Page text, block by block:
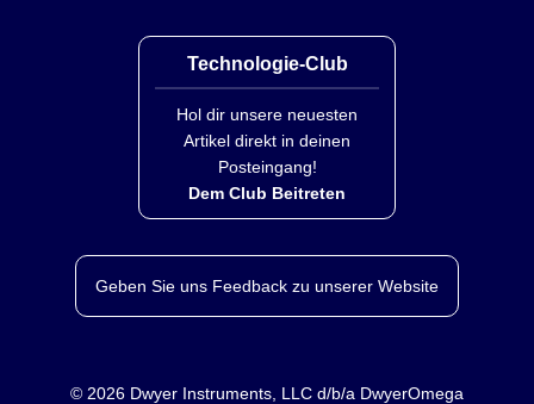
Technologie-Club
Hol dir unsere neuesten
Artikel direkt in deinen
Posteingang!
Dem Club Beitreten
Geben Sie uns Feedback zu unserer Website
© 2026 Dwyer Instruments, LLC d/b/a DwyerOmega